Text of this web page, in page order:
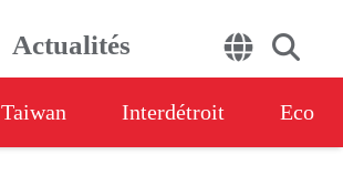
Actualités
Taiwan Interdétroit Eco